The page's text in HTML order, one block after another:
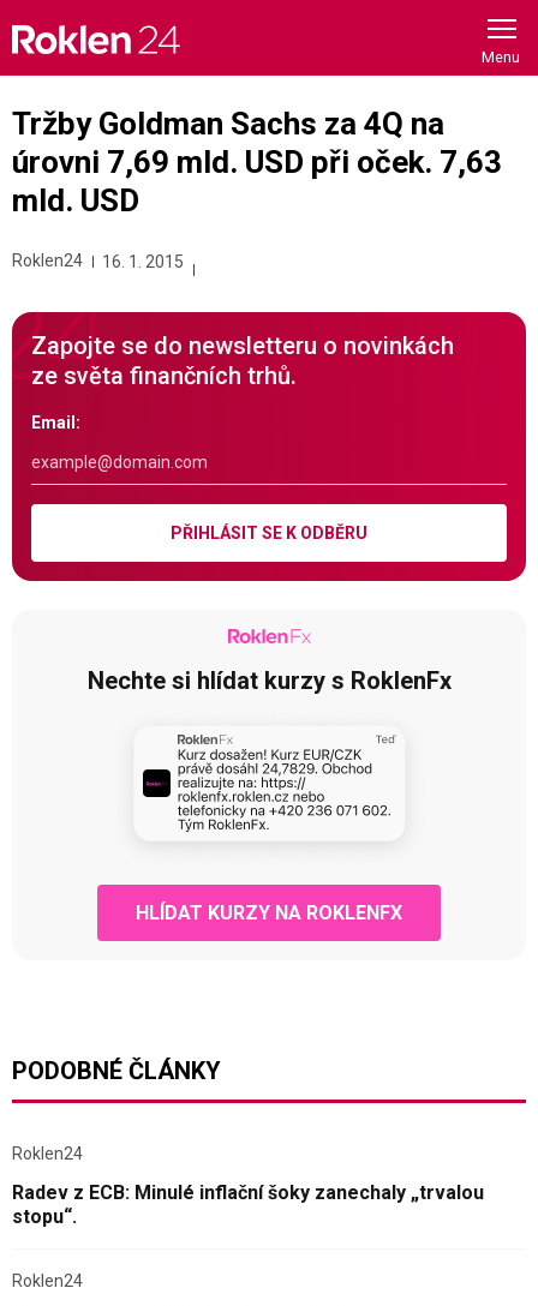
content
Tržby Goldman Sachs za 4Q na
úrovni 7,69 mld. USD při oček. 7,63
mld. USD
Roklen24 16. 1. 2015
Zapojte se do newsletteru o novinkách
ze světa finančních trhů.
Email:
PŘIHLÁSIT SE K ODBĚRU
Nechte si hlídat kurzy s RoklenFx
HLÍDAT KURZY NA ROKLENFX
PODOBNÉ ČLÁNKY
Roklen24
Radev z ECB: Minulé inflační šoky zanechaly „trvalou
stopu“.
Roklen24